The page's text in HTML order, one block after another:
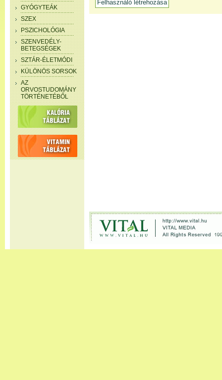
GYÓGYTEÁK
SZEX
PSZICHOLÓGIA
SZENVEDÉLY-
BETEGSÉGEK
SZTÁR-ÉLETMÓDI
KÜLÖNÖS SORSOK
AZ
ORVOSTUDOMÁNY
TÖRTÉNETÉBŐL